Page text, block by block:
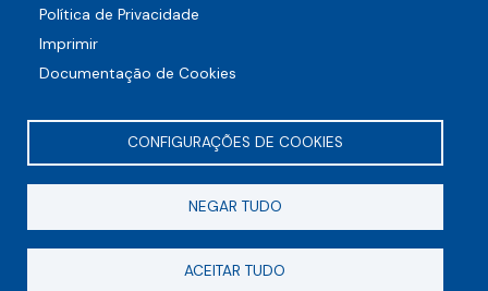
Fortaleza - CE
Política de Privacidade
Imprimir
Documentação de Cookies
CONFIGURAÇÕES DE COOKIES
NEGAR TUDO
ACEITAR TUDO